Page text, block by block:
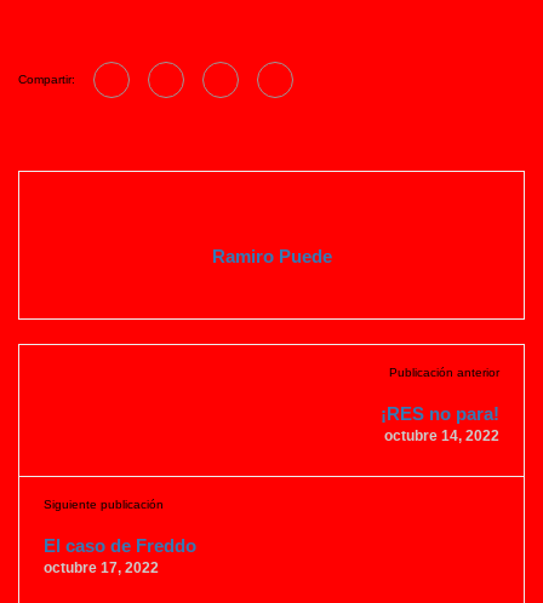
Compartir:
Ramiro Puede
Publicación anterior
¡RES no para!
octubre 14, 2022
Siguiente publicación
El caso de Freddo
octubre 17, 2022